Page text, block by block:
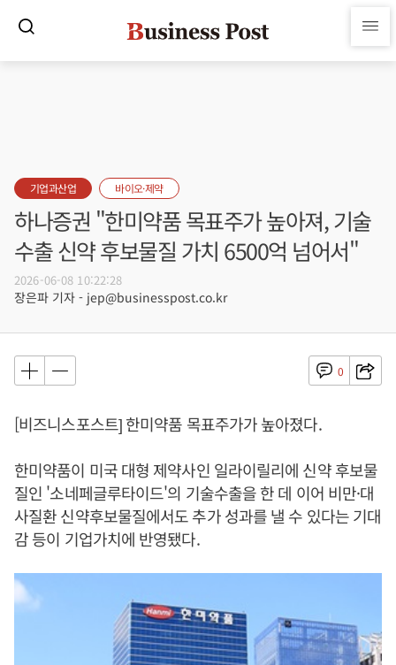
기업과산업 바이오·제약
하나증권 "한미약품 목표주가 높아져, 기술
수출 신약 후보물질 가치 6500억 넘어서"
2026-06-08 10:22:28
장은파 기자 - jep@businesspost.co.kr
0
[비즈니스포스트] 한미약품 목표주가가 높아졌다.
한미약품이 미국 대형 제약사인 일라이릴리에 신약 후보물
질인 '소네페글루타이드'의 기술수출을 한 데 이어 비만·대
사질환 신약후보물질에서도 추가 성과를 낼 수 있다는 기대
감 등이 기업가치에 반영됐다.